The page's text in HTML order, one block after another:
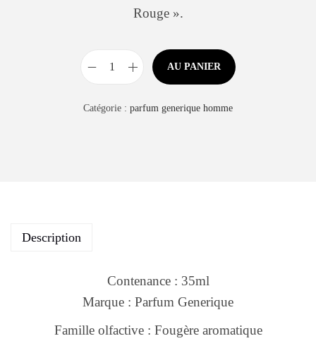
Rouge ».
AU PANIER
Catégorie : parfum generique homme
Description
Contenance : 35ml
Marque : Parfum Generique
Famille olfactive : Fougère aromatique